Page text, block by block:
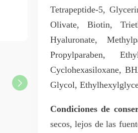
Tetrapeptide-5,
Olivate, Biotin,
Hyaluronate,
Propylparaben,
Cyclohexasiloxane,
Glycol,
Condiciones de
secos, lejos de las